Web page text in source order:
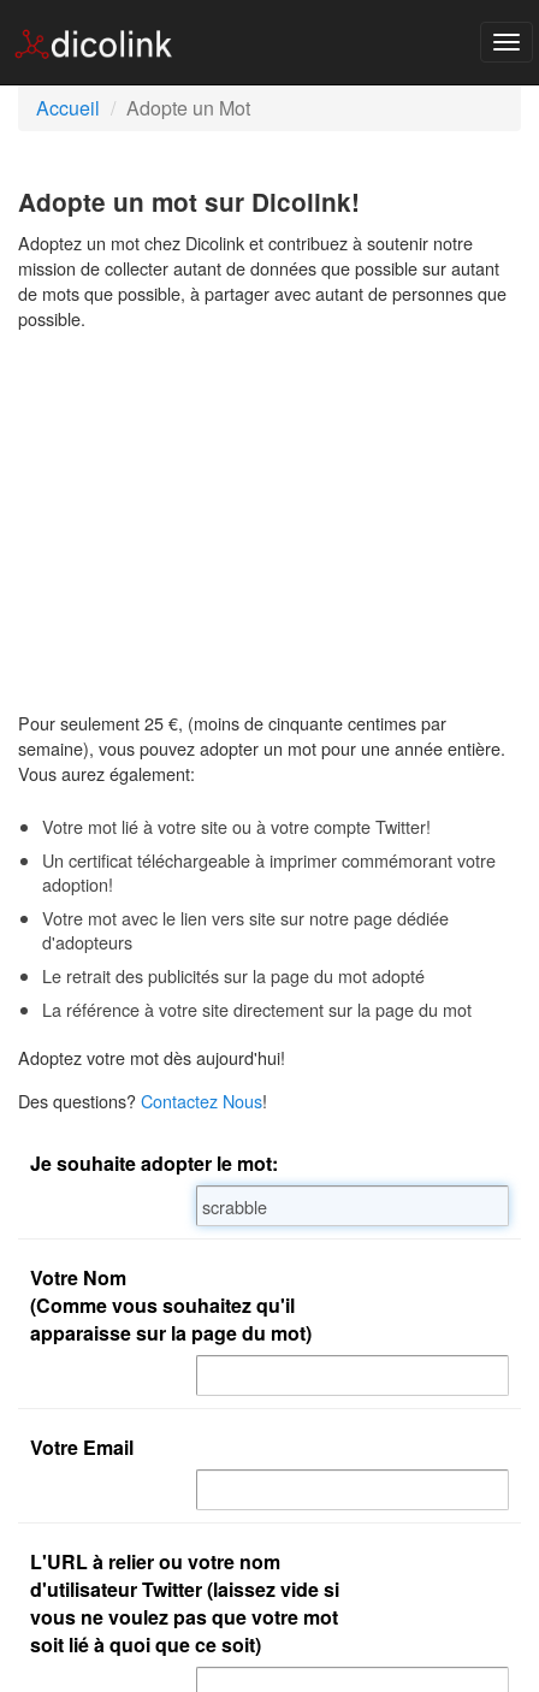
Accueil
Adopte un Mot
Adopte un mot sur Dicolink!
Adoptez un mot chez Dicolink et contribuez à soutenir notre
mission de collecter autant de données que possible sur autant
de mots que possible, à partager avec autant de personnes que
possible.
Pour seulement 25 €, (moins de cinquante centimes par
semaine), vous pouvez adopter un mot pour une année entière.
Vous aurez également:
Votre mot lié à votre site ou à votre compte Twitter!
Un certificat téléchargeable à imprimer commémorant votre
adoption!
Votre mot avec le lien vers site sur notre page dédiée
d'adopteurs
Le retrait des publicités sur la page du mot adopté
La référence à votre site directement sur la page du mot
Adoptez votre mot dès aujourd'hui!
Des questions?Contactez Nous!
Je souhaite adopter le mot:
Votre Nom
(Comme vous souhaitez qu'il
apparaisse sur la page du mot)
Votre Email
L'URL à relier ou votre nom
d'utilisateur Twitter (laissez vide si
vous ne voulez pas que votre mot
soit lié à quoi que ce soit)